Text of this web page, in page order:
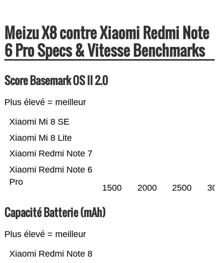
Meizu X8 contre Xiaomi Redmi Note
6 Pro Specs & Vitesse Benchmarks
Score Basemark OS II 2.0
Plus élevé = meilleur
Xiaomi Redmi Note 6
Pro
Xiaomi Redmi Note 7
Xiaomi Mi 8 Lite
Xiaomi Mi 8 SE
1500 2000 2500
Capacité Batterie (mAh)
Plus élevé = meilleur
Xiaomi Redmi Note 8